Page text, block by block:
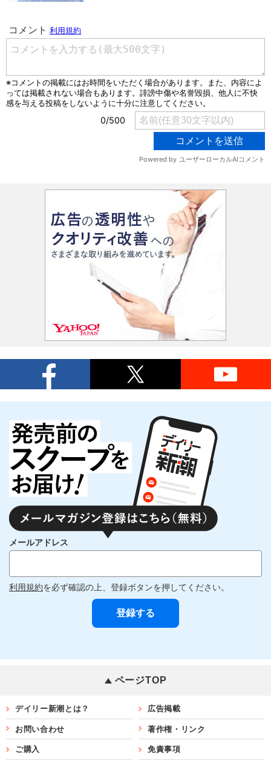
メールアドレス
利用規約を必ず確認の上、登録ボタンを押してください。
ページTOP
デイリー新潮とは？ 広告掲載
お問い合わせ 著作権・リンク
ご購入 免責事項